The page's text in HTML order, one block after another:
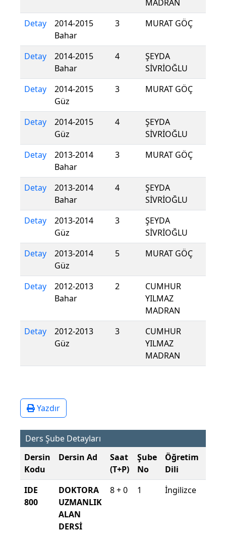
MADRAN
Detay
2014-2015
Bahar
3 MURAT GÖÇ
Detay
2014-2015
Bahar
4
ŞEYDA
SİVRİOĞLU
Detay
2014-2015
Güz
3 MURAT GÖÇ
Detay
2014-2015
Güz
4
ŞEYDA
SİVRİOĞLU
Detay
2013-2014
Bahar
3 MURAT GÖÇ
Detay
2013-2014
Bahar
4
ŞEYDA
SİVRİOĞLU
Detay
2013-2014
Güz
3
ŞEYDA
SİVRİOĞLU
Detay
2013-2014
Güz
5 MURAT GÖÇ
Detay
2012-2013
Bahar
2
CUMHUR
YILMAZ
MADRAN
Detay
2012-2013
Güz
3
CUMHUR
YILMAZ
MADRAN
Yazdır
Ders Şube Detayları
Dersin
Kodu
Dersin Ad
Saat
(T+P)
Şube
No
Öğretim
Dili
IDE
800
DOKTORA
UZMANLIK
ALAN
DERSİ
8 + 0 1 İngilizce